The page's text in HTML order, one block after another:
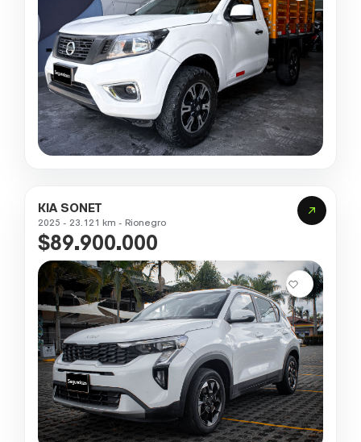
KIA SONET
2025 - 23.121 km - Rionegro
$89.900.000